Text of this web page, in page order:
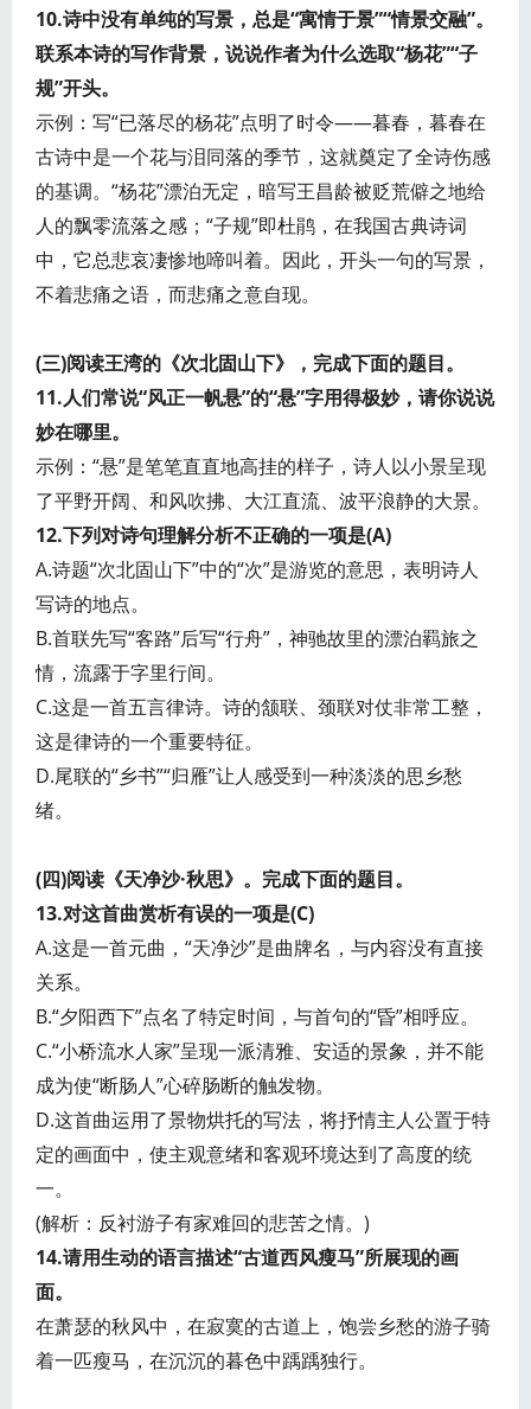
10.诗中没有单纯的写景，总是“寓情于景”“情景交融”。
联系本诗的写作背景，说说作者为什么选取“杨花”“子
规”开头。
示例：写“已落尽的杨花”点明了时令——暮春，暮春在
古诗中是一个花与泪同落的季节，这就奠定了全诗伤感
的基调。“杨花”漂泊无定，暗写王昌龄被贬荒僻之地给
人的飘零流落之感；“子规”即杜鹃，在我国古典诗词
中，它总悲哀凄惨地啼叫着。因此，开头一句的写景，
不着悲痛之语，而悲痛之意自现。
(三)阅读王湾的《次北固山下》，完成下面的题目。
11.人们常说“风正一帆悬”的“悬”字用得极妙，请你说说
妙在哪里。
示例：“悬”是笔笔直直地高挂的样子，诗人以小景呈现
了平野开阔、和风吹拂、大江直流、波平浪静的大景。
12.下列对诗句理解分析不正确的一项是(A)
A.诗题“次北固山下”中的“次”是游览的意思，表明诗人
写诗的地点。
B.首联先写“客路”后写“行舟”，神驰故里的漂泊羁旅之
情，流露于字里行间。
C.这是一首五言律诗。诗的颔联、颈联对仗非常工整，
这是律诗的一个重要特征。
D.尾联的“乡书”“归雁”让人感受到一种淡淡的思乡愁
绪。
(四)阅读《天净沙·秋思》。完成下面的题目。
13.对这首曲赏析有误的一项是(C)
A.这是一首元曲，“天净沙”是曲牌名，与内容没有直接
关系。
B.“夕阳西下”点名了特定时间，与首句的“昏”相呼应。
C.“小桥流水人家”呈现一派清雅、安适的景象，并不能
成为使“断肠人”心碎肠断的触发物。
D.这首曲运用了景物烘托的写法，将抒情主人公置于特
定的画面中，使主观意绪和客观环境达到了高度的统
一。
(解析：反衬游子有家难回的悲苦之情。)
14.请用生动的语言描述“古道西风瘦马”所展现的画
面。
在萧瑟的秋风中，在寂寞的古道上，饱尝乡愁的游子骑
着一匹瘦马，在沉沉的暮色中踽踽独行。